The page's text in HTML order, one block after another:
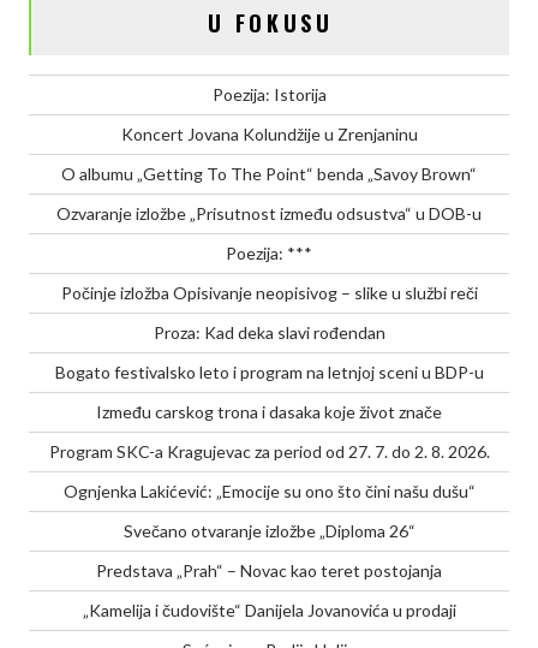
u
U FOKUSU
Poezija: Istorija
Koncert Jovana Kolundžije u Zrenjaninu
O albumu „Getting To The Point“ benda „Savoy Brown“
Ozvaranje izložbe „Prisutnost između odsustva“ u DOB-u
Poezija: ***
Počinje izložba Opisivanje neopisivog – slike u službi reči
Proza: Kad deka slavi rođendan
Bogato festivalsko leto i program na letnjoj sceni u BDP-u
Između carskog trona i dasaka koje život znače
Program SKC-a Kragujevac za period od 27. 7. do 2. 8. 2026.
Ognjenka Lakićević: „Emocije su ono što čini našu dušu“
Svečano otvaranje izložbe „Diploma 26“
Predstava „Prah“ – Novac kao teret postojanja
„Kamelija i čudovište“ Danijela Jovanovića u prodaji